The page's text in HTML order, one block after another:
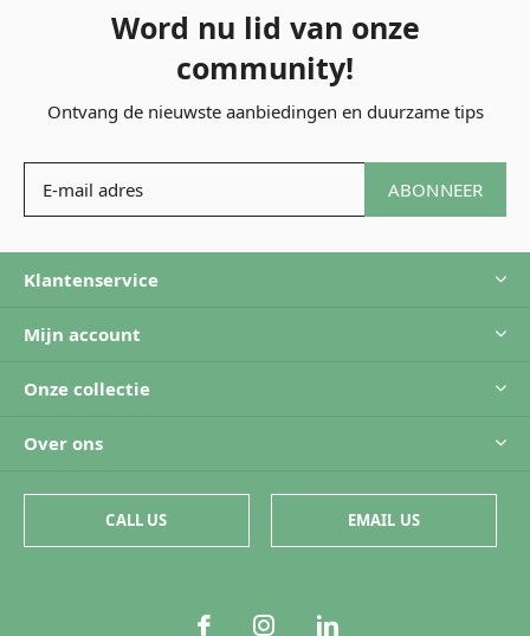
Word nu lid van onze
community!
Ontvang de nieuwste aanbiedingen en duurzame tips
ABONNEER
Klantenservice
Mijn account
Onze collectie
Over ons
CALL US EMAIL US